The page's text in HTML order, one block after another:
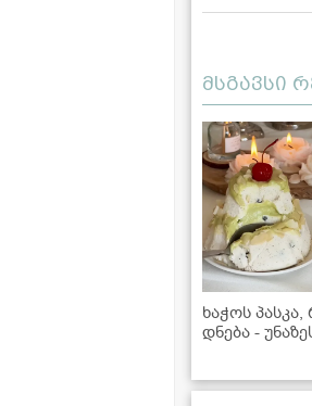
მსგავსი
ხაჭოს
დნება -